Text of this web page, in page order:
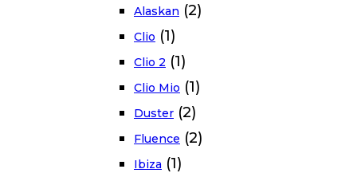
Alaskan (2)
Clio (1)
Clio 2 (1)
Clio Mio (1)
Duster (2)
Fluence (2)
Ibiza (1)